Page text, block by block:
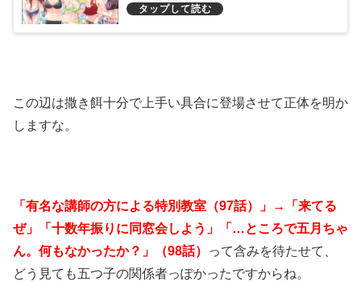
この辺は撒き餌十分で上手い具合に登場させて正体を明か
しますな。
「有名な講師の方による特別教室（97話）」→「来てる
ぜ」「十数年振りに同窓会しよう」「…ところで五月ちゃ
ん。何もなかったか？」（98話）
って含みを待たせて、
どう見ても五つ子の関係者っぽかったですからね。